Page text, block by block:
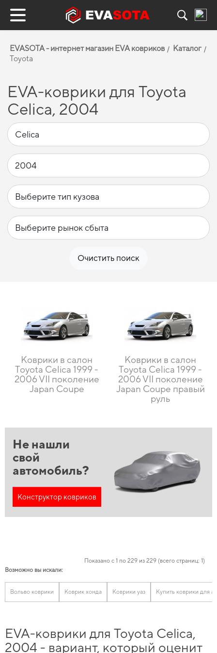
EVASOTA - интернет магазин EVA ковриков
Каталог
Toyota
EVA-коврики для Toyota
Celica, 2004
Очистить поиск
Коврики в салон
Toyota Celica 1999 -
2006 VII поколение
Japan Coupe
Коврики в салон
Toyota Celica 1999 -
2006 VII поколение
Japan Coupe правый
руль
Не нашли
свой
автомобиль?
Конструктор ковриков
Показано с 1 по 229 из 229 (всего страниц: 1)
Возможно вы искали:
Вольво коврики Коврик хонда Коврики уаз Купить коврики для
EVA-коврики для Toyota Celica,
2004 - вариант, который оценит